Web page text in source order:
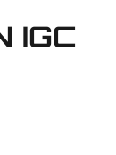
IGC